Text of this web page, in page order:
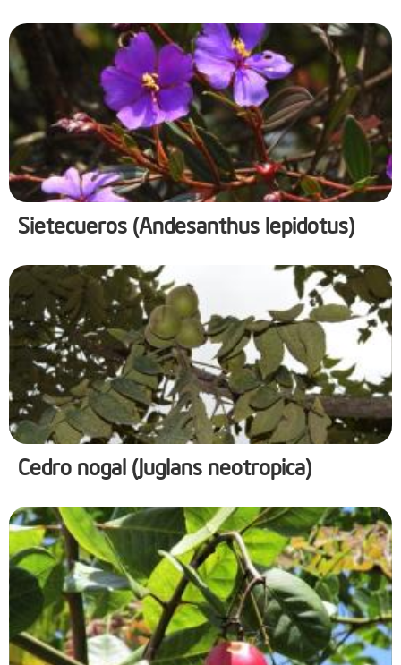
Sietecueros (Andesanthus lepidotus)
Cedro nogal (Juglans neotropica)